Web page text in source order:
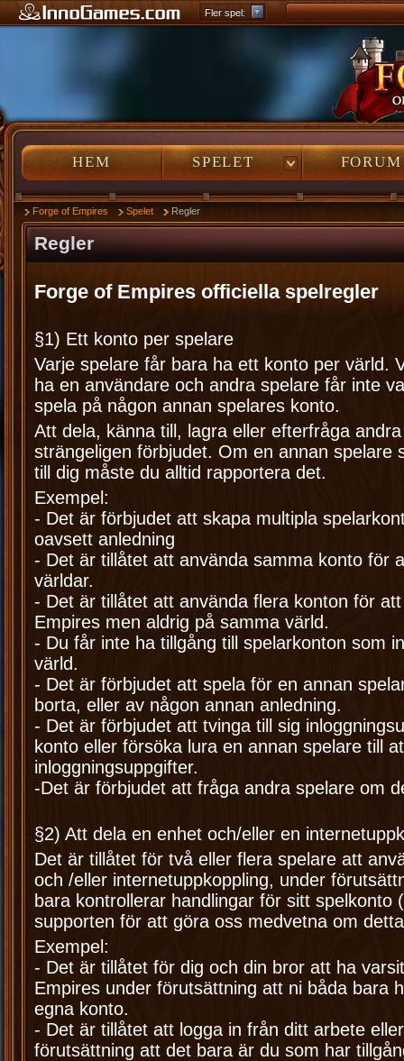
Fler spel: Grepolis – Bygg ditt
HEM
HEM SPELET
SPELET FORUM
FORUM
Forge of Empires Spelet Regler
Regler
Forge of Empires officiella spelregler
§1) Ett konto per spelare
Varje spelare får bara ha ett konto per värld.
ha en användare och andra spelare får inte
spela på någon annan spelares konto.
Att dela, känna till, lagra eller efterfråga
strängeligen förbjudet. Om en annan spelare
till dig måste du alltid rapportera det.
Exempel:
- Det är förbjudet att skapa multipla
oavsett anledning
- Det är tillåtet att använda samma konto för
världar.
- Det är tillåtet att använda flera konton för
Empires men aldrig på samma värld.
- Du får inte ha tillgång till spelarkonton som
värld.
- Det är förbjudet att spela för en annan
borta, eller av någon annan anledning.
- Det är förbjudet att tvinga till sig
konto eller försöka lura en annan spelare till
inloggningsuppgifter.
-Det är förbjudet att fråga andra spelare om
§2) Att dela en enhet och/eller en
Det är tillåtet för två eller flera spelare att
och /eller internetuppkoppling, under
bara kontrollerar handlingar för sitt spelkonto
supporten för att göra oss medvetna om
Exempel:
- Det är tillåtet för dig och din bror att ha
Empires under förutsättning att ni båda bara
egna konto.
- Det är tillåtet att logga in från ditt arbete
förutsättning att det bara är du som har